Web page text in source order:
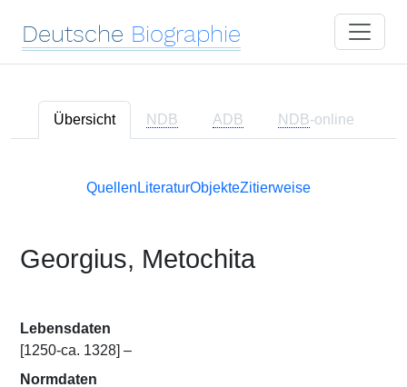
Deutsche Biographie
Übersicht NDB ADB NDB-online
Quellen LiteraturObjekteZitierweise
Georgius, Metochita
Lebensdaten
[1250-ca. 1328] –
Normdaten